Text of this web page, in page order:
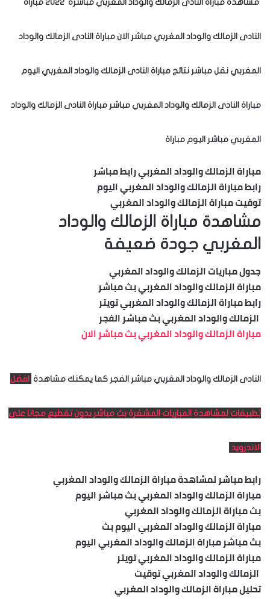
مشاهدة مباراة النادى الزمالك والوداد المغربي مباشرة 2022 مباراة
النادى الزمالك والوداد المغربي مباشر الان مباراة النادى الزمالك والوداد
المغربي نقل مباشر نتائج مباراة النادى الزمالك والوداد المغربي اليوم
مباراة النادى الزمالك والوداد المغربي مباشر مباراة النادى الزمالك والوداد
المغربي مباشر اليوم مباراة
مباراة الزمالك والوداد المغربي رابط مباشر
رابط مباراة الزمالك والوداد المغربي اليوم
توقيت مباراة الزمالك والوداد المغربي
مشاهدة مباراة الزمالك والوداد
المغربي جودة ضعيفة
جدول مباريات الزمالك والوداد المغربي
مباراة الزمالك والوداد المغربي بث مباشر
رابط مباراة الزمالك والوداد المغربي تويتر
الزمالك والوداد المغربي بث مباشر الفجر
مباراة الزمالك والوداد المغربي بث مباشر الان
النادى الزمالك والوداد المغربي مباشر الفجر كما يمكنك مشاهدة افضل
تطبيقات لمشاهدة المباريات المشفرة بث مباشر بدون تقطيع مجانا على
الاندرويد
رابط مباشر لمشاهدة مباراة الزمالك والوداد المغربي
مباراة الزمالك والوداد المغربي بث مباشر اليوم
بث مباراة الزمالك والوداد المغربي
مباراة الزمالك والوداد المغربي اليوم بث
بث مباشر مباراة الزمالك والوداد المغربي اليوم
مباراة الزمالك والوداد المغربي تويتر
الزمالك والوداد المغربي توقيت
تحليل مباراة الزمالك والوداد المغربي